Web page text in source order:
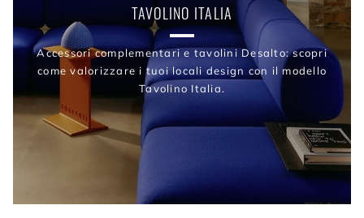
TAVOLINO ITALIA
Accessori complementari e tavolini Desalto: scopri
come valorizzare i tuoi locali design con il modello
Tavolino Italia.